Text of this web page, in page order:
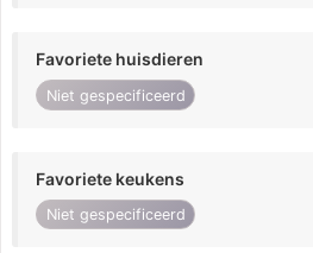
Favoriete huisdieren
Niet gespecificeerd
Favoriete keukens
Niet gespecificeerd